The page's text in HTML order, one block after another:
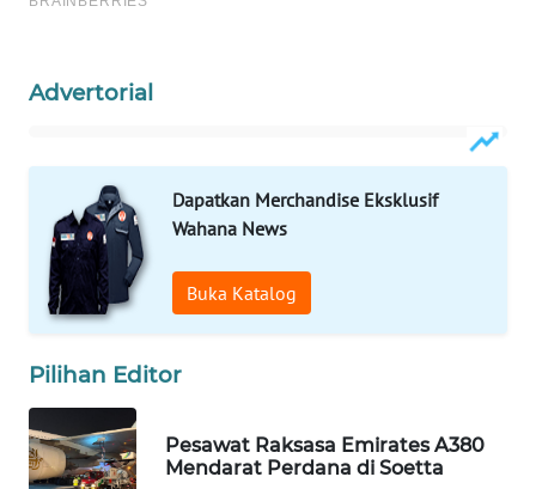
Advertorial
Dapatkan Merchandise Eksklusif
Wahana News
Buka Katalog
Pilihan Editor
Pesawat Raksasa Emirates A380
Mendarat Perdana di Soetta
MASYARAKAT
KELISTRIKAN
WALINKI
ID
MAWAKA
ID
MARTABAT